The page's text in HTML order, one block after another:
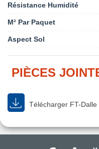
Résistance Humidité
M² Par Paquet
Aspect Sol
PIÈCES
Télécharger FT-Dalle